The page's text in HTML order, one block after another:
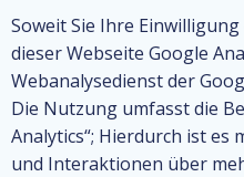
Soweit Sie Ihre
dieser Webseite Google
Webanalysedienst der
Die Nutzung umfasst die
Analytics“; Hierdurch ist es
und Interaktionen über